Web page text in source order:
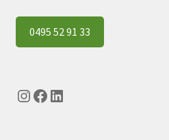
0495 52 91 33
Instagram
Facebook
LinkedIn